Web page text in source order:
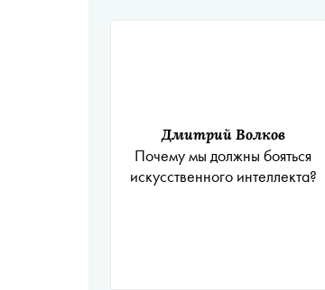
Дмитрий Волков
Почему мы должны бояться
искусственного интеллекта?